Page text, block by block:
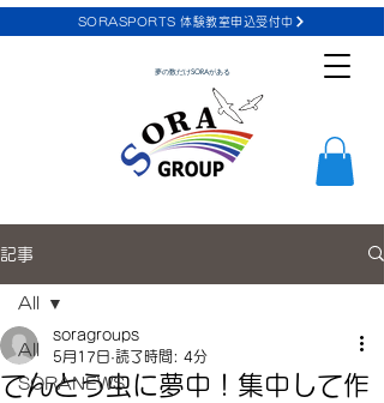
SORASPORTS 体験教室申込受付中
夢の数だけSORAがある
記事
All
SORANEWS
All
てんとう虫に夢中！集中して作
soragroups
5月17日 読了時間: 4分